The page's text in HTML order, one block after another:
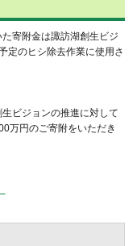
寄附金は諏訪湖創生ビジ
定のヒシ除去作業に使用さ
ビジョンの推進に対して
万円のご寄附をいただき